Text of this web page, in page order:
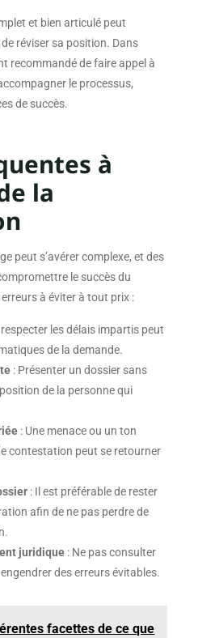
et bien articulé peut
réviser sa position. Dans
recommandé de faire appel à
le processus,
de succès.
à
la
peut s’avérer complexe, et des
le succès du
à éviter à tout prix :
les délais impartis peut
de la demande.
: Présenter un dossier sans
de la personne qui
: Une menace ou un ton
contestation peut se retourner
: Il est préférable de rester
afin de ne pas perdre de
juridique: Ne pas consulter
des erreurs évitables.
facettes de ce que